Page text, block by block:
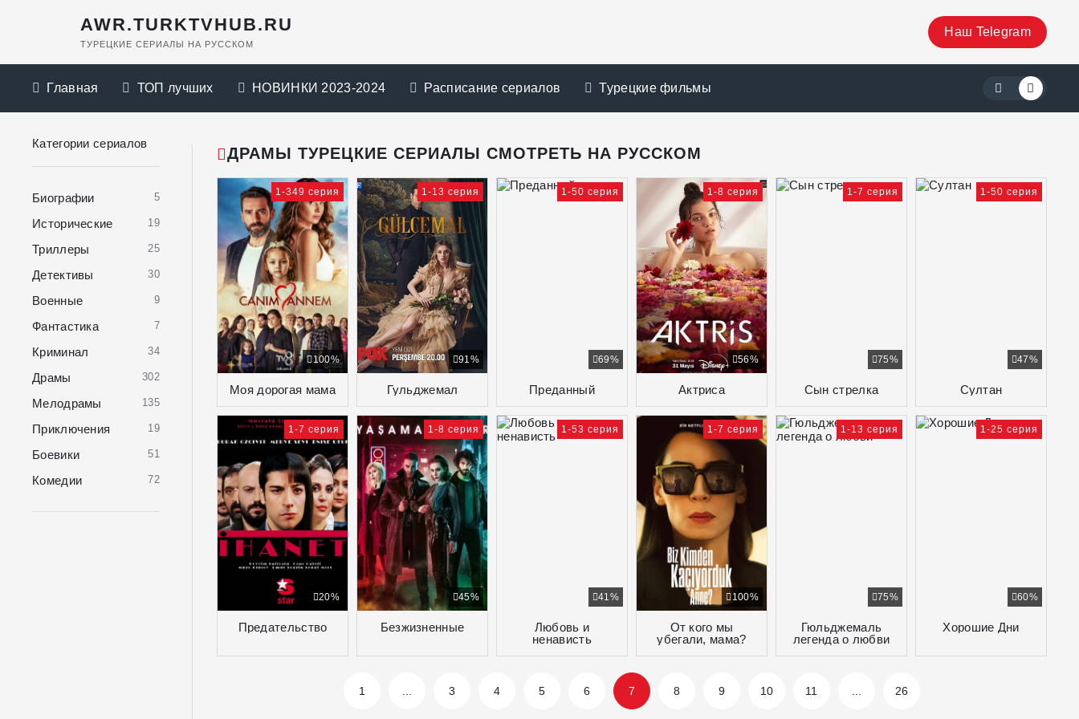
AWR.TURKTVHUB.RU
ТУРЕЦКИЕ СЕРИАЛЫ НА РУССКОМ
Наш Telegram
Главная ТОП лучших НОВИНКИ 2023-2024 Расписание сериалов Турецкие фильмы
ДРАМЫ ТУРЕЦКИЕ СЕРИАЛЫ СМОТРЕТЬ НА РУССКОМ
Моя дорогая мама
100%
1-349 серия
Гульджемал
91%
1-13 серия
Преданный
69%
1-50 серия
Актриса
56%
1-8 серия
Сын стрелка
75%
1-7 серия
Султан
47%
1-50 серия
Предательство
20%
1-7 серия
Безжизненные
45%
1-8 серия
Любовь и
ненависть
41%
1-53 серия
От кого мы
убегали, мама?
100%
1-7 серия
Гюльджемаль
легенда о любви
75%
1-13 серия
Хорошие Дни
60%
1-25 серия
1 3 4 5 6 7 8 9 10 11 26
Категории сериалов
Биографии 5
Исторические 19
Триллеры 25
Детективы 30
Военные 9
Фантастика 7
Криминал 34
Драмы 302
Мелодрамы 135
Приключения 19
Боевики 51
Комедии 72